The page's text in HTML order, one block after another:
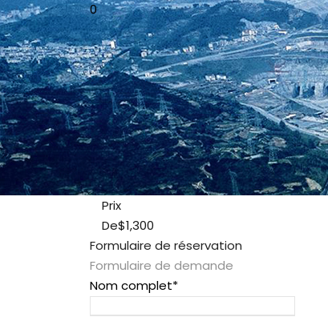
0
Prix
De$1,300
Formulaire de réservation
Formulaire de demande
Nom complet*